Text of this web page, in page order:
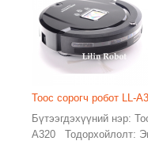
Тоос сорогч робот LL-
Бүтээгдэхүүний нэр:
A320 Тодорхойлолт: